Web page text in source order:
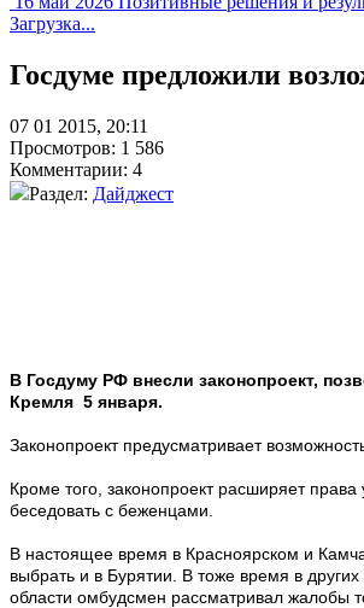
Загрузка...
Госдуме предложили
07 01 2015, 20:11
Просмотров: 1 586
Комментарии: 4
Раздел: Дайджест
В Госдуму РФ внесли законопроект,
Кремля 5 января.
Законопроект предусматривает
Кроме того, законопроект расширяет
беседовать с беженцами.
В настоящее время в Красноярском и
выбрать и в Бурятии. В тоже время в
области омбудсмен рассматривал